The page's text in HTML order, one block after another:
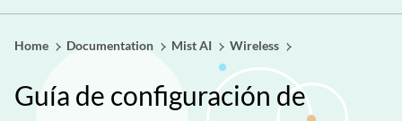
Home Documentation Mist AI Wireless
Guía de configuración de